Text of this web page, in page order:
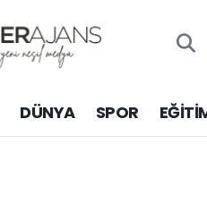
DÜNYA SPOR